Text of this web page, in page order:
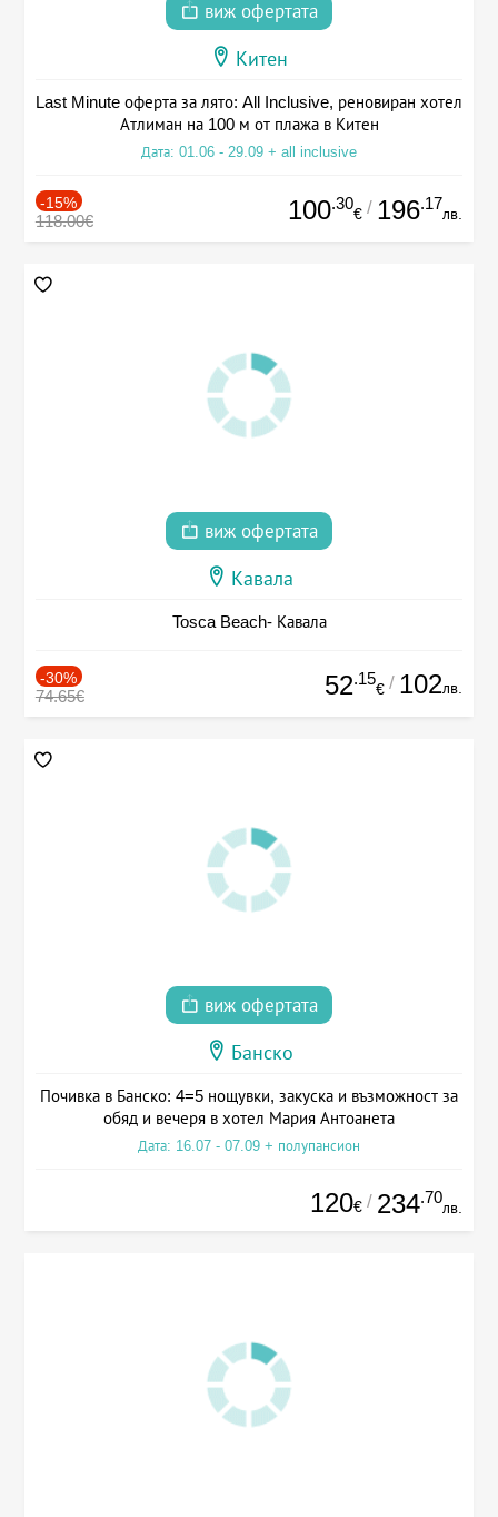
виж офертата
Китен
Last Minute оферта за лято: All Inclusive, реновиран хотел
Атлиман на 100 м от плажа в Китен
Дата: 01.06 - 29.09 + all inclusive
-15%
118.00€ 100.30
€ / 196.17
лв.
виж офертата
Кавала
Tosca Beach- Кавала
-30%
74.65€ 52.15
€ / 102лв.
виж офертата
Банско
Почивка в Банско: 4=5 нощувки, закуска и възможност за
обяд и вечеря в хотел Мария Антоанета
Дата: 16.07 - 07.09 + полупансион
120€ / 234.70
лв.